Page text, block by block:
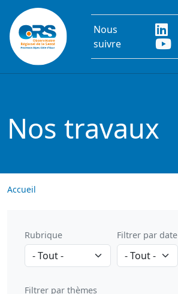
Aller au contenu principal
Nous
suivre
Nos travaux
Accueil
Rubrique Filtrer par date
Filtrer par thèmes